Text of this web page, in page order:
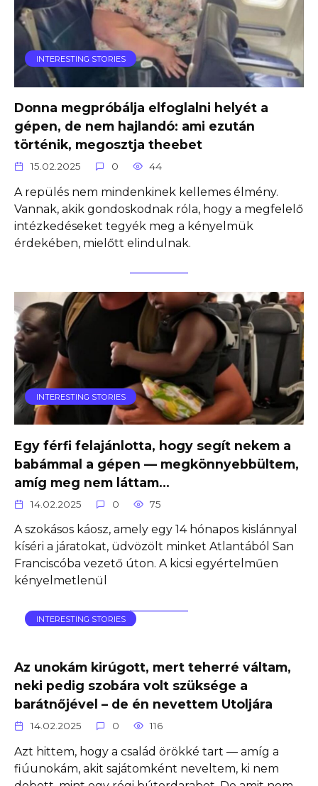
INTERESTING STORIES
Donna megpróbálja elfoglalni helyét a
gépen, de nem hajlandó: ami ezután
történik, megosztja theebet
15.02.2025 0 44
A repülés nem mindenkinek kellemes élmény.
Vannak, akik gondoskodnak róla, hogy a megfelelő
intézkedéseket tegyék meg a kényelmük
érdekében, mielőtt elindulnak.
INTERESTING STORIES
Egy férfi felajánlotta, hogy segít nekem a
babámmal a gépen — megkönnyebbültem,
amíg meg nem láttam…
14.02.2025 0 75
A szokásos káosz, amely egy 14 hónapos kislánnyal
kíséri a járatokat, üdvözölt minket Atlantából San
Franciscóba vezető úton. A kicsi egyértelműen
kényelmetlenül
INTERESTING STORIES
Az unokám kirúgott, mert teherré váltam,
neki pedig szobára volt szüksége a
barátnőjével – de én nevettem Utoljára
14.02.2025 0 116
Azt hittem, hogy a család örökké tart — amíg a
fiúunokám, akit sajátomként neveltem, ki nem